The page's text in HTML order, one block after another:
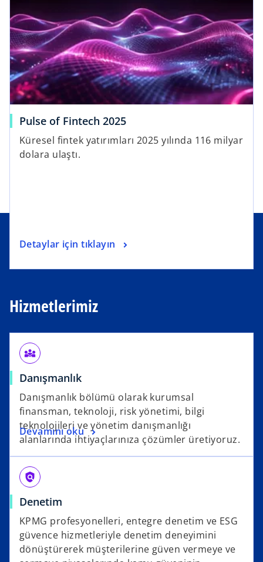
Pulse of Fintech 2025
Küresel fintek yatırımları 2025 yılında 116 milyar
dolara ulaştı.
Detaylar için tıklayın
Hizmetlerimiz
diversity_3
Danışmanlık
Danışmanlık bölümü olarak kurumsal
finansman, teknoloji, risk yönetimi, bilgi
teknolojileri ve yönetim danışmanlığı
alanlarında ihtiyaçlarınıza çözümler üretiyoruz.
Devamını oku
policy
Denetim
KPMG profesyonelleri, entegre denetim ve ESG
güvence hizmetleriyle denetim deneyimini
dönüştürerek müşterilerine güven vermeye ve